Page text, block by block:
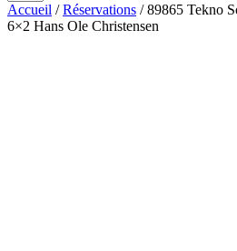
Accueil /Réservations / 89865 Tekno
6×2 Hans Ole Christensen